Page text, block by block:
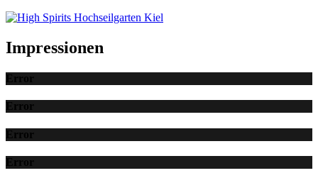
Impressionen
Error
Error
Error
Error